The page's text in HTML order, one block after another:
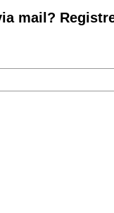
mail?